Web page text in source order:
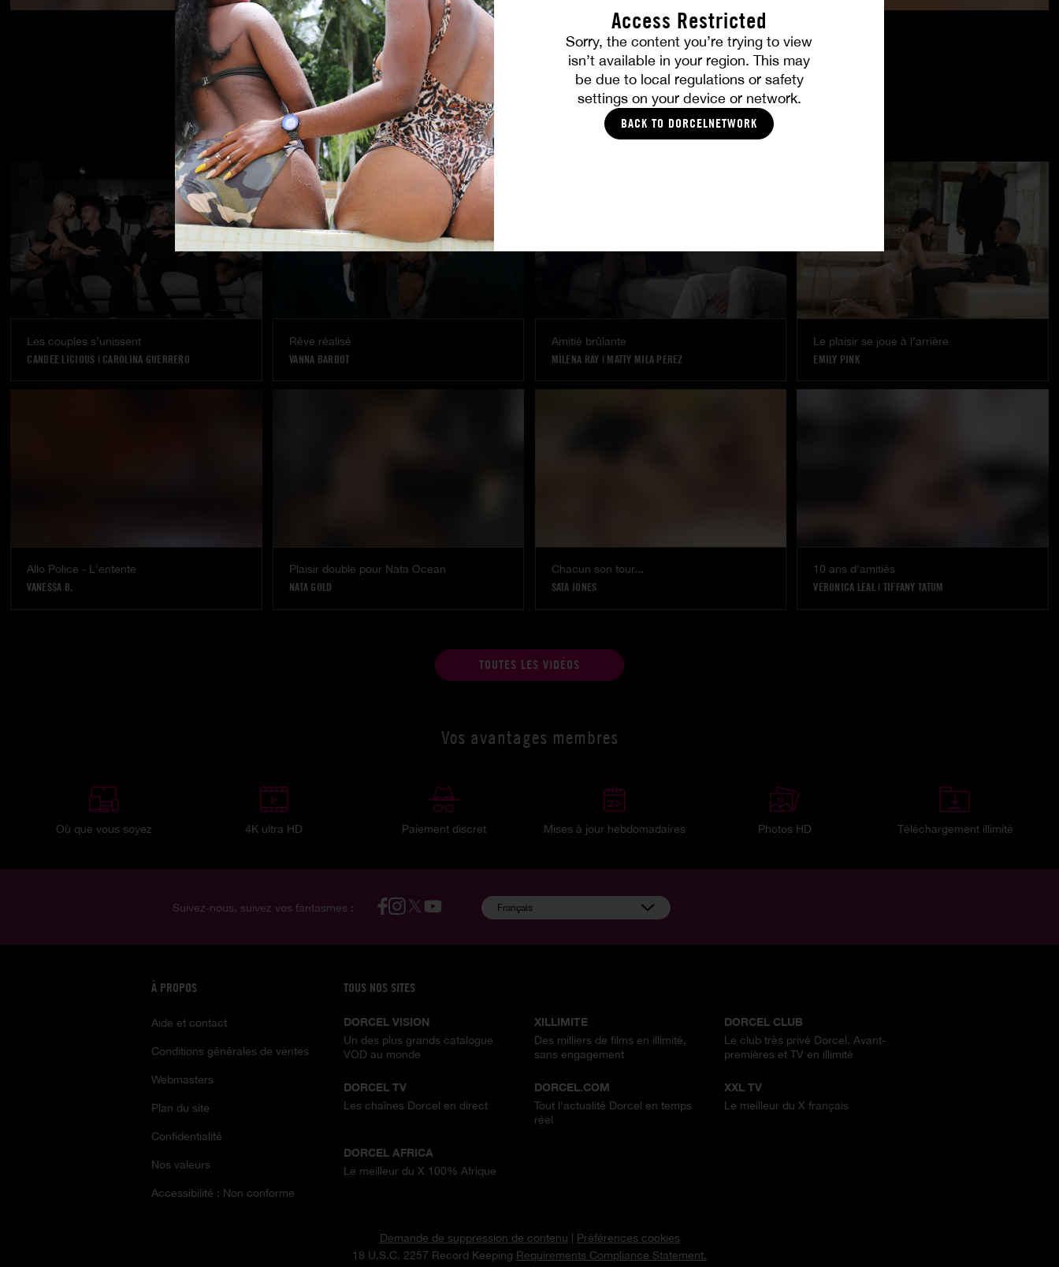
Access Restricted
Sorry, the content you’re trying to view
isn’t available in your region. This may
be due to local regulations or safety
settings on your device or network.
BACK TO DORCELNETWORK
TOUTES LES PHOTOS
VOUS ALLEZ AIMER
Les couples s’unissent
CANDEE LICIOUS | CAROLINA GUERRERO
Rêve réalisé
VANNA BARDOT
Amitié brûlante
MILENA RAY | MATTY MILA PEREZ
Le plaisir se joue à l’arrière
EMILY PINK
Allo Police - L'entente
VANESSA B.
Plaisir double pour Nata Ocean
NATA GOLD
Chacun son tour...
SATA JONES
10 ans d'amitiés
VERONICA LEAL| TIFFANY TATUM
TOUTES LES VIDÉOS
Vos avantages membres
Où que vous soyez 4K ultra HD Paiement discret Mises à jour hebdomadaires Photos HD Téléchargement illimité
Suivez-nous, suivez vos fantasmes : Français
À PROPOS
Aide et contact
Conditions générales de ventes
Webmasters
Plan du site
Confidentialité
Nos valeurs
Accessibilité : Non conforme
TOUS NOS SITES
DORCEL VISION
Un des plus grands catalogue
VOD au monde
XILLIMITE
Des milliers de films en illimité,
sans engagement
DORCEL CLUB
Le club très privé Dorcel. Avant-
premières et TV en illimité
DORCEL TV
Les chaînes Dorcel en direct
DORCEL.COM
Tout l'actualité Dorcel en temps
réel
XXL TV
Le meilleur du X français
DORCEL AFRICA
Le meilleur du X 100% Afrique
Demande de suppression de contenu
Préférences cookies
18 U.S.C. 2257 Record Keeping Requirements Compliance Statement.